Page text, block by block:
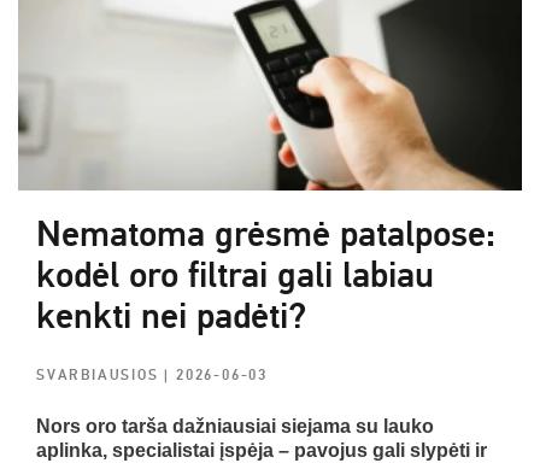
Nematoma grėsmė patalpose:
kodėl oro filtrai gali labiau
kenkti nei padėti?
SVARBIAUSIOS| 2026-06-03
Nors oro tarša dažniausiai siejama su lauko
aplinka, specialistai įspėja – pavojus gali slypėti ir